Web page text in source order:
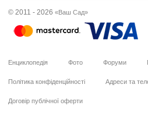
© 2011 - 2026 «Ваш Сад»
Енциклопедія Фото Форуми
Політика конфіденційності Адреси та
Договір публічної оферти